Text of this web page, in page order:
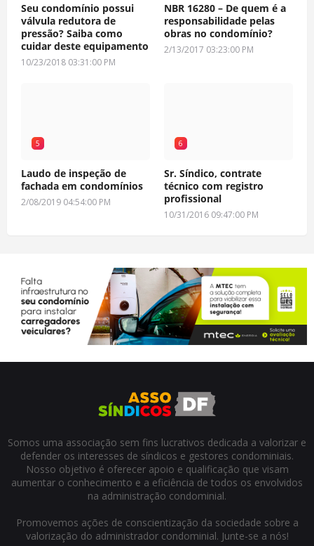
Seu condomínio possui
válvula redutora de
pressão? Saiba como
cuidar deste equipamento
10/23/2018 03:31:00 PM
NBR 16280 – De quem é a
responsabilidade pelas
obras no condomínio?
2/13/2017 03:23:00 PM
5
Laudo de inspeção de
fachada em condomínios
2/08/2019 04:54:00 PM
6
Sr. Síndico, contrate
técnico com registro
profissional
10/31/2016 09:47:00 PM
Somos uma associação sem fins lucrativos dedicada a valorizar e
defender os interesses de síndicos e gestores condominiais.
Nosso objetivo é oferecer apoio e qualificação que visam
aumentar o conhecimento e a eficiência de todos os envolvidos
na administração condominial.
Promovemos ações de conscientização da sociedade sobre a
valorização do administrador condominial. Junte-se a nós!